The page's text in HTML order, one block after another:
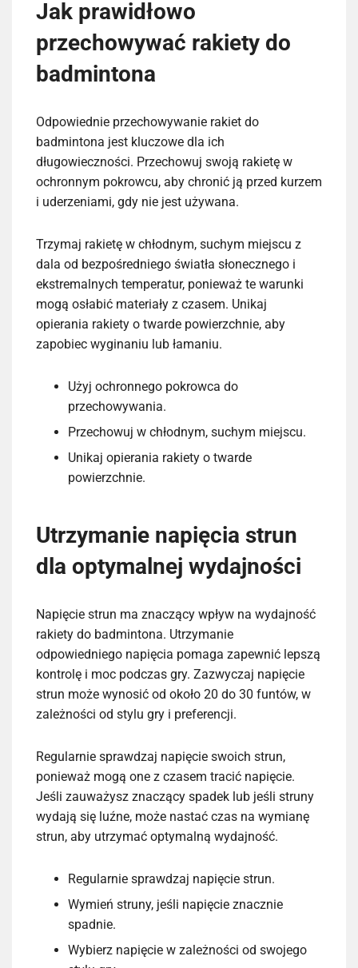
Jak prawidłowo
przechowywać rakiety do
badmintona
Odpowiednie przechowywanie rakiet do
badmintona jest kluczowe dla ich
długowieczności. Przechowuj swoją rakietę w
ochronnym pokrowcu, aby chronić ją przed kurzem
i uderzeniami, gdy nie jest używana.
Trzymaj rakietę w chłodnym, suchym miejscu z
dala od bezpośredniego światła słonecznego i
ekstremalnych temperatur, ponieważ te warunki
mogą osłabić materiały z czasem. Unikaj
opierania rakiety o twarde powierzchnie, aby
zapobiec wyginaniu lub łamaniu.
Użyj ochronnego pokrowca do
przechowywania.
Przechowuj w chłodnym, suchym miejscu.
Unikaj opierania rakiety o twarde
powierzchnie.
Utrzymanie napięcia strun
dla optymalnej wydajności
Napięcie strun ma znaczący wpływ na wydajność
rakiety do badmintona. Utrzymanie
odpowiedniego napięcia pomaga zapewnić lepszą
kontrolę i moc podczas gry. Zazwyczaj napięcie
strun może wynosić od około 20 do 30 funtów, w
zależności od stylu gry i preferencji.
Regularnie sprawdzaj napięcie swoich strun,
ponieważ mogą one z czasem tracić napięcie.
Jeśli zauważysz znaczący spadek lub jeśli struny
wydają się luźne, może nastać czas na wymianę
strun, aby utrzymać optymalną wydajność.
Regularnie sprawdzaj napięcie strun.
Wymień struny, jeśli napięcie znacznie
spadnie.
Wybierz napięcie w zależności od swojego